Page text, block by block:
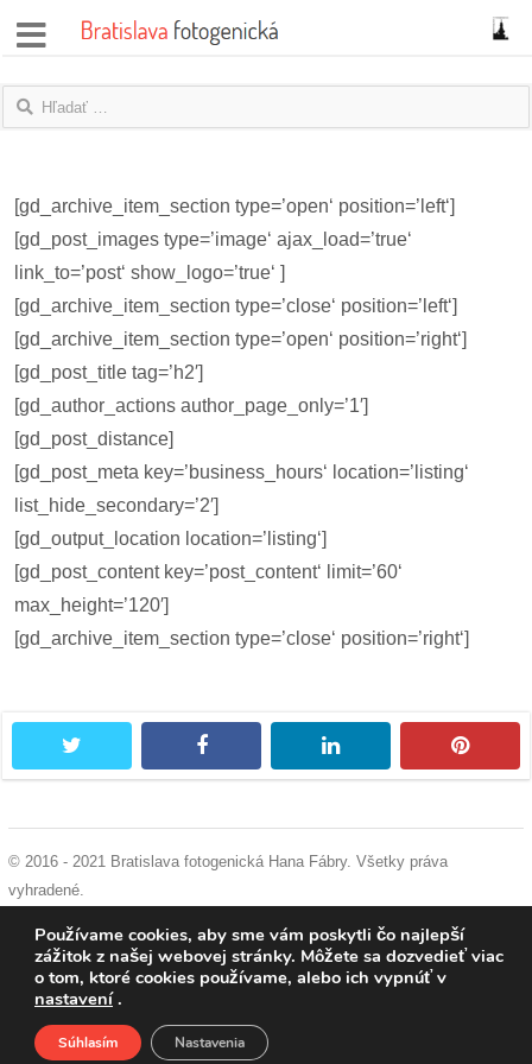
správy
názory
|
rozhovory
fotky
protesty
granty
pozvánky
Historický
kalendár
mestské
časti
kauzy
konania
stavebné
konania
pripomienkové
konania
[gd_archive_item_section type=’open‘ position=’left‘]
[gd_post_images type=’image‘ ajax_load=’true‘
link_to=’post‘ show_logo=’true‘ ]
[gd_archive_item_section type=’close‘ position=’left‘]
[gd_archive_item_section type=’open‘ position=’right‘]
[gd_post_title tag=’h2′]
[gd_author_actions author_page_only=’1′]
[gd_post_distance]
[gd_post_meta key=’business_hours‘ location=’listing‘
list_hide_secondary=’2′]
[gd_output_location location=’listing‘]
[gd_post_content key=’post_content‘ limit=’60‘
max_height=’120′]
[gd_archive_item_section type=’close‘ position=’right‘]
facebook linkedin
© 2016 - 2021 Bratislava fotogenická Hana Fábry. Všetky práva
vyhradené.
cookies
Domov O nás
Používame cookies, aby sme vám poskytli čo najlepší
zážitok z našej webovej stránky. Môžete sa dozvedieť viac
o tom, ktoré cookies používame, alebo ich vypnúť v
nastavení .
Súhlasím Nastavenia